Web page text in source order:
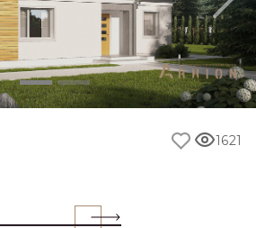
1621